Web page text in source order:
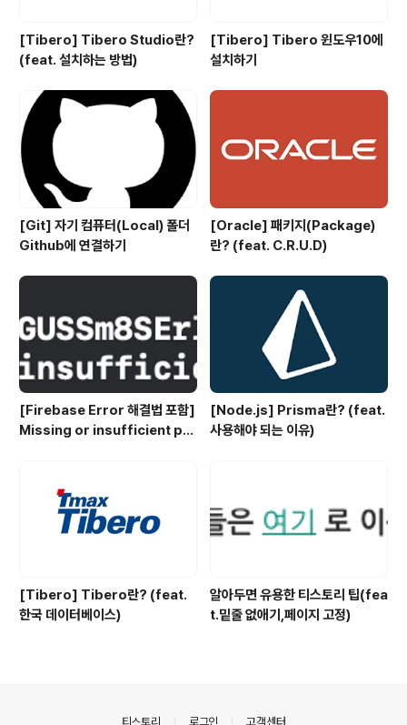
[Tibero] Tibero Studio란?
(feat. 설치하는 방법)
[Tibero] Tibero 윈도우10에
설치하기
[Git] 자기 컴퓨터(Local) 폴더
Github에 연결하기
[Oracle] 패키지(Package)
란? (feat. C.R.U.D)
[Firebase Error 해결법 포함]
Missing or insufficient per
[Node.js] Prisma란? (feat.
사용해야 되는 이유)
[Tibero] Tibero란? (feat.
한국 데이터베이스)
알아두면 유용한 티스토리 팁(fea
t.밑줄 없애기,페이지 고정)
티스토리 로그인 고객센터